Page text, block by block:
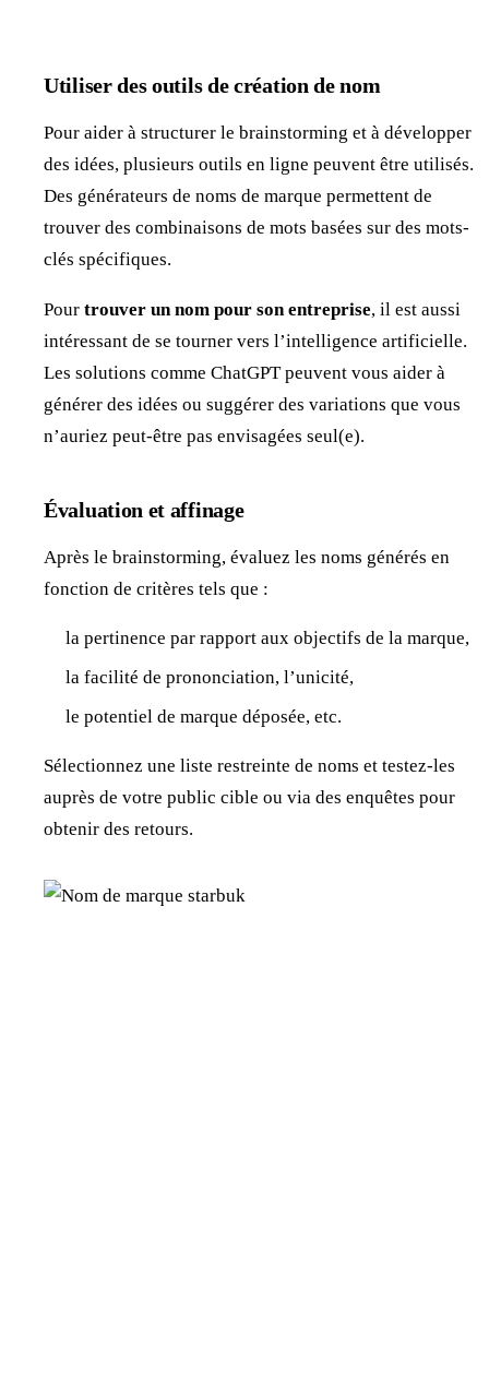
Utiliser des outils de création de nom
Pour aider à structurer le brainstorming et à développer
des idées, plusieurs outils en ligne peuvent être utilisés.
Des générateurs de noms de marque permettent de
trouver des combinaisons de mots basées sur des mots-
clés spécifiques.
Pour trouver un nom pour son entreprise, il est aussi
intéressant de se tourner vers l’intelligence artificielle.
Les solutions comme ChatGPT peuvent vous aider à
générer des idées ou suggérer des variations que vous
n’auriez peut-être pas envisagées seul(e).
Évaluation et affinage
Après le brainstorming, évaluez les noms générés en
fonction de critères tels que :
la pertinence par rapport aux objectifs de la marque,
la facilité de prononciation, l’unicité,
le potentiel de marque déposée, etc.
Sélectionnez une liste restreinte de noms et testez-les
auprès de votre public cible ou via des enquêtes pour
obtenir des retours.